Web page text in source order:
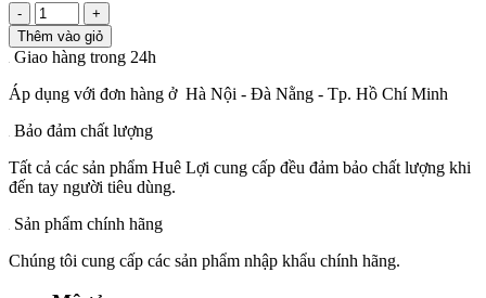
-
+
Thêm vào giỏ
Giao hàng trong 24h
Áp dụng với đơn hàng ở Hà Nội - Đà Nằng - Tp. Hồ Chí Minh
Bảo đảm chất lượng
Tất cả các sản phẩm Huê Lợi cung cấp đều đảm bảo chất lượng khi
đến tay người tiêu dùng.
Sản phẩm chính hãng
Chúng tôi cung cấp các sản phẩm nhập khẩu chính hãng.